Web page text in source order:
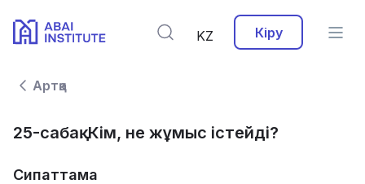
KZ Кіру
Артқа
25-сабақ. Кім, не жұмыс істейді?
Сипаттама